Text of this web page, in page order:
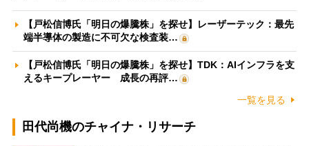
【戸松信博氏「明日の爆騰株」を探せ】レーザーテック：最先
端半導体の製造に不可欠な検査装…
【戸松信博氏「明日の爆騰株」を探せ】TDK：AIインフラを支
えるキープレーヤー 成長の再評…
一覧を見る
田代尚機のチャイナ・リサーチ